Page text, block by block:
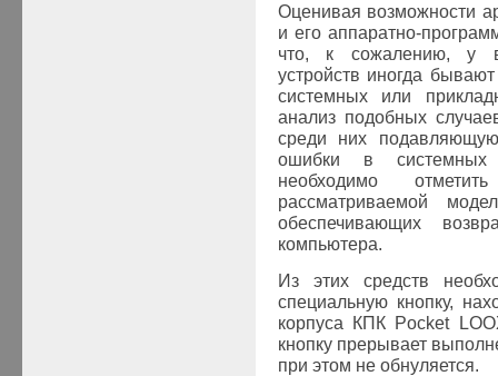
Оценивая возможности
и его аппаратно-
что, к сожалению, у
устройств иногда
системных или
анализ подобных
среди них
ошибки в системных
необходимо
рассматриваемой
обеспечивающих
компьютера.
Из этих средств
специальную кнопку,
корпуса КПК Pocket
кнопку прерывает
при этом не обнуляется.